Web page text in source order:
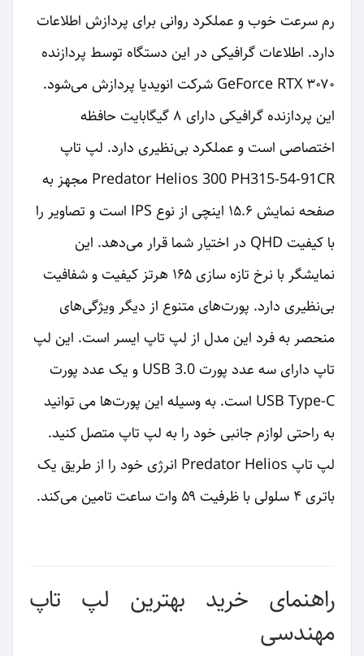
رم سرعت خوب و عملکرد روانی برای پردازش اطلاعات
دارد. اطلاعات گرافیکی در این دستگاه توسط پردازنده
GeForce RTX ۳۰۷۰ شرکت انویدیا پردازش می‌شود.
این پردازنده گرافیکی دارای ۸ گیگابایت حافظه
اختصاصی است و عملکرد بی‌نظیری دارد. لپ تاپ
Predator Helios 300 PH315-54-91CR مجهز به
صفحه نمایش ۱۵.۶ اینچی از نوع IPS است و تصاویر را
با کیفیت QHD در اختیار شما قرار می‌دهد. این
نمایشگر با نرخ تازه سازی ۱۶۵ هرتز کیفیت و شفافیت
بی‌نظیری دارد. پورت‌های متنوع از دیگر ویژگی‌های
منحصر به فرد این مدل از لپ تاپ ایسر است. این لپ
تاپ دارای سه عدد پورت USB 3.0 و یک عدد پورت
USB Type-C است. به وسیله این پورت‌ها می توانید
به راحتی لوازم جانبی خود را به لپ تاپ متصل کنید.
لپ تاپ Predator Helios انرژی خود را از طریق یک
باتری ۴ سلولی با ظرفیت ۵۹ وات ساعت تامین می‌کند.
راهنمای خرید بهترین لپ تاپ
مهندسی